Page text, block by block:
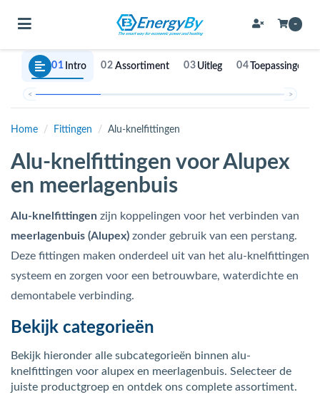
(Bevestigingsmateriaal / schroeven)
(Expansievaten)
(Fittingen)
(Flexibele slangen)
(Gereedschap)
(Hemelwaterafvoer & riolering)
(Circulatiepompen, pompgroepen & verdelers)
(Installatiemateriaal)
Toggle navigation -
01 Intro 02 Assortiment 03 Uitleg 04 Toepassingen
< >
Home / Fittingen / Alu-knelfittingen
Alu-knelfittingen voor Alupex
en meerlagenbuis
Alu-knelfittingen zijn koppelingen voor het verbinden van
meerlagenbuis (Alupex) zonder gebruik van een perstang.
Deze fittingen maken onderdeel uit van het alu-knelfittingen
systeem en zorgen voor een betrouwbare, waterdichte en
demontabele verbinding.
Bekijk categorieën
Bekijk hieronder alle subcategorieën binnen alu-
knelfittingen voor alupex en meerlagenbuis. Selecteer de
juiste productgroep en ontdek ons complete assortiment.